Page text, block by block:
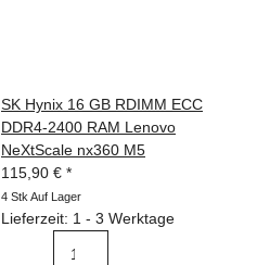
SK Hynix 16 GB RDIMM ECC
DDR4-2400 RAM Lenovo
NeXtScale nx360 M5
115,90 € *
4 Stk Auf Lager
Lieferzeit: 1 - 3 Werktage